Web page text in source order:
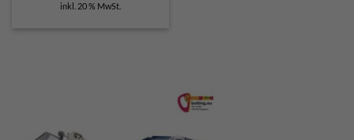
inkl. 20 % MwSt.